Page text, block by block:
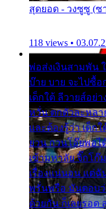
สุดยอด - วงซูซู (ซ
118 views •
พ่อส่งเงินสามพัน
บ๊าย บาย จะไปซื้อ
เด็กใต้ ลีวายส์อย่
หวั่น ตกตัวละหลา
และต้องรู้ว่า เด็ก
ยวน กวนโอ๊ยพอไ
เข้ามหาลัย จิ๊กโก๊
เรื่องแน่นอน แต่ฉั
พรั่นพรือ มันตอบว่
ด้วยกัน ก็เลยรอด